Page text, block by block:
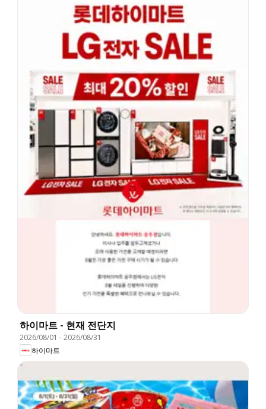
하이마트 - 현재 전단지
2026/08/01 -2026/08/31
하이마트